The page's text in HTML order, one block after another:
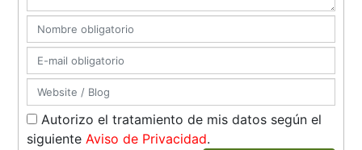
Autorizo el tratamiento de mis datos según el
siguiente Aviso de Privacidad.